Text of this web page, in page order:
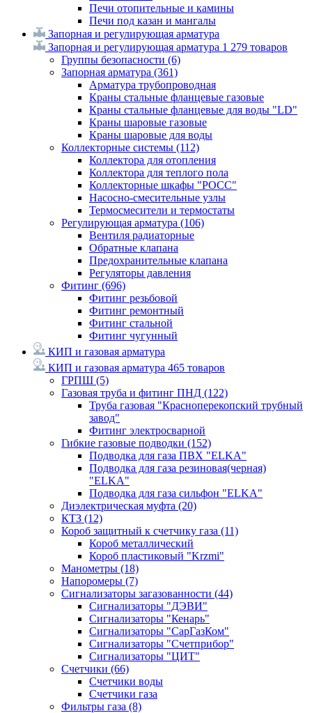
Печи отопительные и камины
Печи под казан и мангалы
Запорная и регулирующая арматура
Запорная и регулирующая арматура 1 279 товаров
Группы безопасности (6)
Запорная арматура (361)
Арматура трубопроводная
Краны стальные фланцевые газовые
Краны стальные фланцевые для воды "LD"
Краны шаровые газовые
Краны шаровые для воды
Коллекторные системы (112)
Коллектора для отопления
Коллектора для теплого пола
Коллекторные шкафы "РОСС"
Насосно-смесительные узлы
Термосмесители и термостаты
Регулирующая арматура (106)
Вентиля радиаторные
Обратные клапана
Предохранительные клапана
Регуляторы давления
Фитинг (696)
Фитинг резьбовой
Фитинг ремонтный
Фитинг стальной
Фитинг чугунный
КИП и газовая арматура
КИП и газовая арматура 465 товаров
ГРПШ (5)
Газовая труба и фитинг ПНД (122)
Труба газовая "Красноперекопский трубный
завод"
Фитинг электросварной
Гибкие газовые подводки (152)
Подводка для газа ПВХ "ELKA"
Подводка для газа резиновая(черная)
"ELKA"
Подводка для газа сильфон "ELKA"
Диэлектрическая муфта (20)
КТЗ (12)
Короб защитный к счетчику газа (11)
Короб металлический
Короб пластиковый "Krzmi"
Манометры (18)
Напоромеры (7)
Сигнализаторы загазованности (44)
Сигнализаторы "ДЭВИ"
Сигнализаторы "Кенарь"
Сигнализаторы "СарГазКом"
Сигнализаторы "Счетприбор"
Сигнализаторы "ЦИТ"
Счетчики (66)
Счетчики воды
Счетчики газа
Фильтры газа (8)